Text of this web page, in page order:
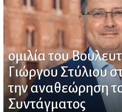
ομιλία του
Γιώργου Στύλιου
την αναθεώρηση
Συντάγματος